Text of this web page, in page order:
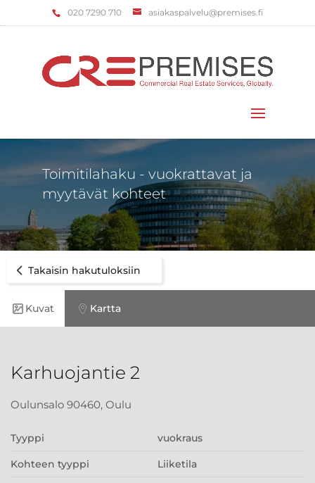
‌020 7290 710 asiakaspalvelu@premises.fi
Toimitilahaku - vuokrattavat ja
myytävät kohteet
Takaisin hakutuloksiin
Kuvat Kartta
Karhuojantie 2
Oulunsalo 90460, Oulu
Tyyppi vuokraus
Kohteen tyyppi Liiketila